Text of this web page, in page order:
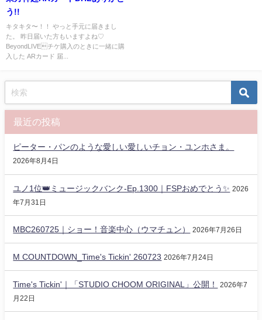
う!!
キタキタ〜！！ やっと手元に届きまし
た。 昨日届いた方もいますよね♡
BeyondLIVEチケ購入のときに一緒に購
入した ARカード 届...
最近の投稿
ピーター・パンのような愛しい愛しいチョン・ユンホさま。
2026年8月4日
ユノ1位👑ミュージックバンク-Ep.1300｜FSPおめでとう✨️ 2026
年7月31日
MBC260725｜ショー！音楽中心（ウマチュン） 2026年7月26日
M COUNTDOWN_Time's Tickin' 260723 2026年7月24日
Time's Tickin'｜「STUDIO CHOOM ORIGINAL」公開！
2026年7
月22日